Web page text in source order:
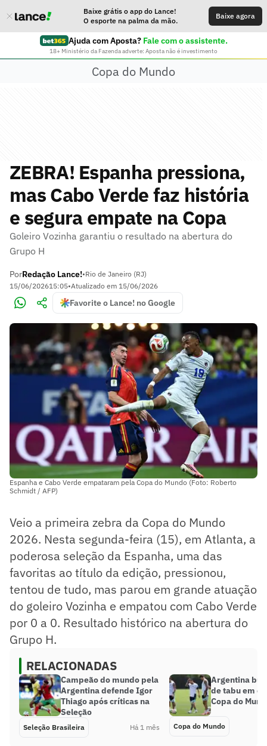
Baixe grátis o app do Lance!
O esporte na palma da mão.
Baixe agora
Ajuda com Aposta? Fale com o assistente.
18+ Ministério da Fazenda adverte: Aposta não é investimento
Copa do Mundo
ZEBRA! Espanha pressiona,
mas Cabo Verde faz história
e segura empate na Copa
Goleiro Vozinha garantiu o resultado na abertura do
Grupo H
PorRedação Lance!•Rio de Janeiro (RJ)
15/06/202615:05•Atualizado em 15/06/2026
Favorite o Lance! no Google
Espanha e Cabo Verde empataram pela Copa do Mundo (Foto: Roberto
Schmidt / AFP)
Veio a primeira zebra da Copa do Mundo
2026. Nesta segunda-feira (15), em Atlanta, a
poderosa seleção da Espanha, uma das
favoritas ao título da edição, pressionou,
tentou de tudo, mas parou em grande atuação
do goleiro Vozinha e empatou com Cabo Verde
por 0 a 0. Resultado histórico na abertura do
Grupo H.
RELACIONADAS
Campeão do mundo pela
Argentina defende Igor
Thiago após críticas na
Seleção
Seleção Brasileira Há 1 mês
Argentina
de tabu em
Copa do
Copa do Mundo